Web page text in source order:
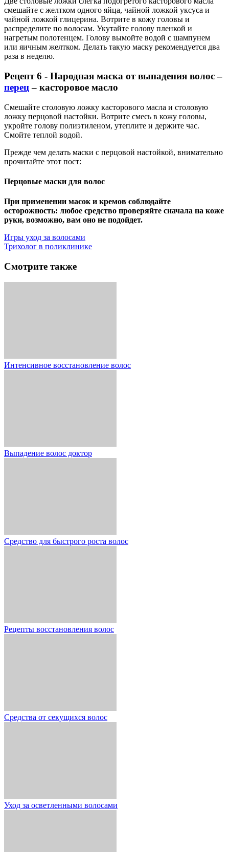
смешайте с желтком одного яйца, чайной ложкой уксуса и
чайной ложкой глицерина. Вотрите в кожу головы и
распределите по волосам. Укутайте голову пленкой и
нагретым полотенцем. Голову вымойте водой с шампунем
или яичным желтком. Делать такую маску рекомендуется два
раза в неделю.
Рецепт 6 - Народная маска от выпадения волос –
перец– касторовое масло
Смешайте столовую ложку касторового масла и столовую
ложку перцовой настойки. Вотрите смесь в кожу головы,
укройте голову полиэтиленом, утеплите и держите час.
Смойте теплой водой.
Прежде чем делать маски с перцовой настойкой, внимательно
прочитайте этот пост:
Перцовые маски для волос
При применении масок и кремов соблюдайте
осторожность: любое средство проверяйте сначала на коже
руки, возможно, вам оно не подойдет.
Игры уход за волосами
Трихолог в поликлинике
Смотрите также
Интенсивное восстановление волос
Выпадение волос доктор
Средство для быстрого роста волос
Рецепты восстановления волос
Средства от секущихся волос
Уход за осветленными волосами